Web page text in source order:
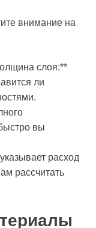
внимание на
слоя:**
ли
вы
расход
рассчитать